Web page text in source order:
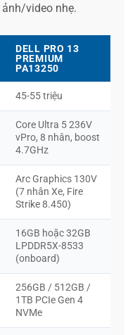
video nhẹ.
DELL PRO 13
PREMIUM
PA13250
45-55 triệu
Core Ultra 5 236V
vPro, 8 nhân, boost
4.7GHz
Arc Graphics 130V
(7 nhân Xe, Fire
Strike 8.450)
16GB hoặc 32GB
LPDDR5X-8533
(onboard)
256GB / 512GB /
1TB PCIe Gen 4
NVMe